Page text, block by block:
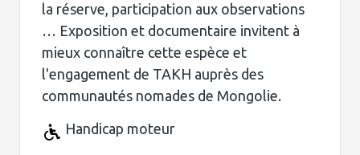
la réserve, participation aux observations
… Exposition et documentaire invitent à
mieux connaître cette espèce et
l'engagement de TAKH auprès des
communautés nomades de Mongolie.
Handicap moteur